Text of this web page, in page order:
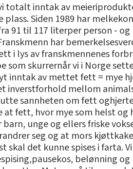
totalt inntak av
Siden 1989 har
91 til 117 literper person -
har
i lys av franskmennenes
som skurrernår vi i Norge
inntak av mettet fett = mye
inverstforhold mellom
sannheten om fett
at fett, hvor mye som helst
unge og ellers friske
seg og at mors
det kunne spises i farta.
belønning og